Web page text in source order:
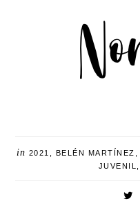
in 2021 BELÉN MARTÍNEZ
JUVENIL